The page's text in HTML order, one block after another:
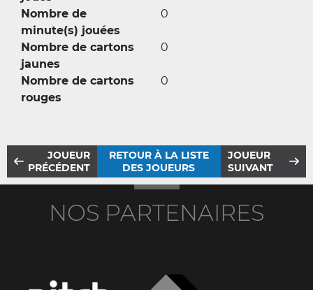
Nombre de
minute(s) jouées
0
Nombre de cartons
jaunes
0
Nombre de cartons
rouges
0
JOUEUR
PRÉCÉDENT
RETOUR À LA LISTE
DES JOUEURS
JOUEUR
SUIVANT
NOS PARTENAIRES